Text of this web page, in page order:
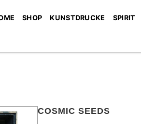
SHOP KUNSTDRUCKE SPIRIT
COSMIC SEEDS